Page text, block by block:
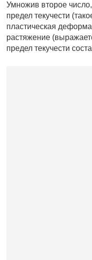
Умножив второе
предел текучести
пластическая
растяжение
предел текучести